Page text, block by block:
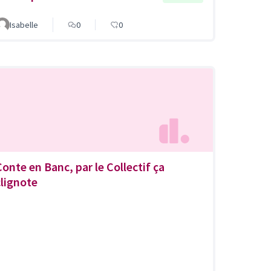
Isabelle 0 0
en Banc, par le Collectif ça